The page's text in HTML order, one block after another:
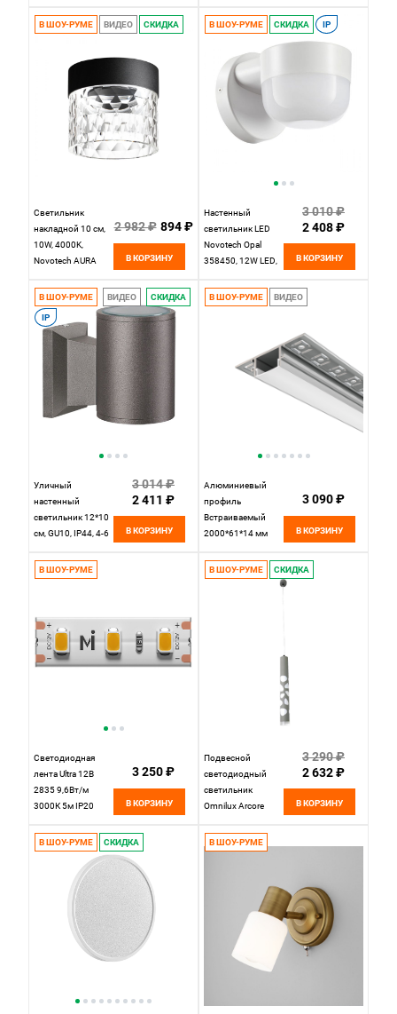
В ШОУ-РУМЕ ВИДЕО СКИДКА
Светильник
накладной 10 см,
10W, 4000K,
Novotech AURA
2 982 ₽ 894 ₽
В КОРЗИНУ
В ШОУ-РУМЕ СКИДКА IP
Настенный
светильник LED
Novotech Opal
358450, 12W LED,
3 010 ₽
2 408 ₽
В КОРЗИНУ
В ШОУ-РУМЕ ВИДЕО СКИДКА
IP
Уличный
настенный
светильник 12*10
см, GU10, IP44, 4-6
Landscape 370357,
серый
3 014 ₽
2 411 ₽
В КОРЗИНУ
В ШОУ-РУМЕ ВИДЕО
Алюминиевый
профиль
Встраиваемый
2000*61*14 мм
ленты Maytoni Led
strip Серебро ALM-
3 090 ₽
В КОРЗИНУ
В ШОУ-РУМЕ
Светодиодная
лента Ultra 12В
2835 9,6Вт/м
3000К 5м IP20
Led Strip, цена за
метр, отгружается
3 250 ₽
В КОРЗИНУ
В ШОУ-РУМЕ СКИДКА
Подвесной
светодиодный
светильник
Omnilux Arcore
20W LED, 6000K,
серый
3 290 ₽
2 632 ₽
В КОРЗИНУ
В ШОУ-РУМЕ СКИДКА В ШОУ-РУМЕ